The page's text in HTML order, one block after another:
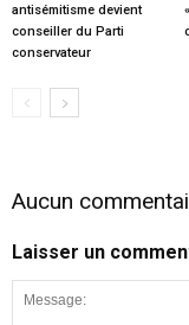
antisémitisme devient
conseiller du Parti
conservateur
Aucun
Laisser un